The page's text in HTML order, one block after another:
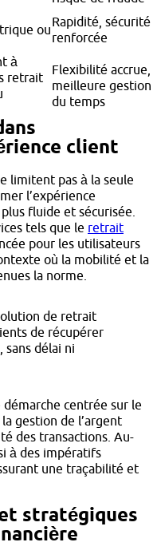
ouRapidité, sécurité
renforcée
à
retrait Flexibilité accrue,
meilleure gestion
du temps
client
limitent pas à la seule
l’expérience
fluide et sécurisée.
tels que le retrait
pour les utilisateurs
où la mobilité et la
la norme.
de retrait
de récupérer
délai ni
démarche centrée sur le
gestion de l’argent
des transactions. Au-
à des impératifs
une traçabilité et
stratégiques